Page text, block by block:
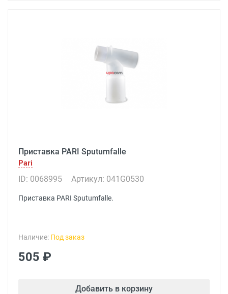
Приставка PARI Sputumfalle
Pari
ID: 0068995 Артикул: 041G0530
Приставка PARI Sputumfalle.
Наличие: Под заказ
505 ₽
Добавить в корзину